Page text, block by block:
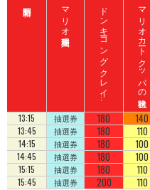
マリオ入場整理券 ド
ン
キ
ーコ
ン
グ
ク
レ
イ
ジ
ート
ロ
ッ
コ
マリオカート クッパの挑戦状
13:15 抽選券 180 140
13:45 抽選券 180 110
14:15 抽選券 180 100
14:45 抽選券 180 100
15:15 抽選券 180 110
15:45 抽選券 200 110